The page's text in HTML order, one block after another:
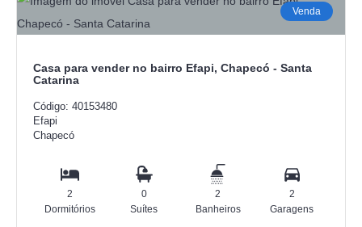
Venda
Casa para vender no bairro Efapi, Chapecó - Santa
Catarina
Código: 40153480
Efapi
Chapecó
2
Dormitórios
0
Suítes
2
Banheiros
2
Garagens